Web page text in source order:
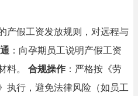
产假工资发放规则，对远程与
：向孕期员工说明产假工资
料。 合规操作 ：严格按《劳
执行，避免法律风险（如员工